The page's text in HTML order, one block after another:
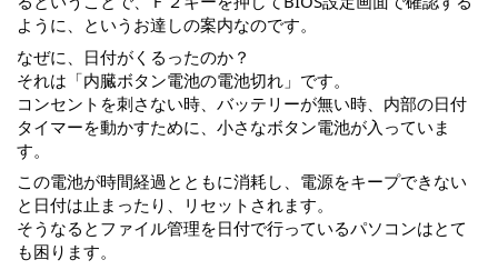
ように、というお達しの案内なのです。
なぜに、日付がくるったのか？
それは「内臓ボタン電池の電池切れ」です。
コンセントを刺さない時、バッテリーが無い時、内部の日付
タイマーを動かすために、小さなボタン電池が入っていま
す。
この電池が時間経過とともに消耗し、電源をキープできない
と日付は止まったり、リセットされます。
そうなるとファイル管理を日付で行っているパソコンはとて
も困ります。